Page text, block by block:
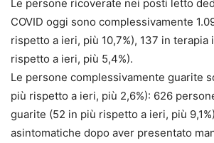
Le persone ricoverate nei posti letto
COVID oggi sono complessivamente
rispetto a ieri, più 10,7%), 137 in terapia
rispetto a ieri, più 5,4%).
Le persone complessivamente guarite
più rispetto a ieri, più 2,6%): 626
guarite (52 in più rispetto a ieri, più
asintomatiche dopo aver presentato